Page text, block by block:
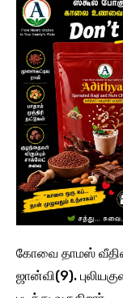
கோவை தாமஸ்
ஜான்வி(9).